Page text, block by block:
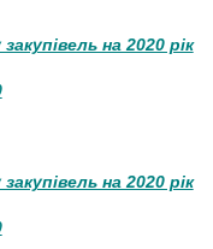
на 2020 рік
на 2020 рік